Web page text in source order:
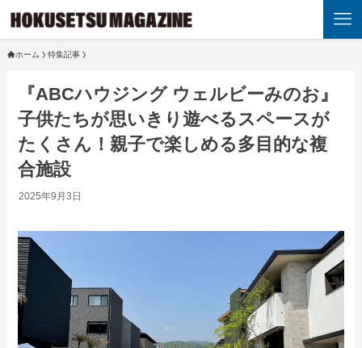
ホーム 特集記事
『ABCハウジング ウェルビーみのお』
子供たちが思いきり遊べるスペースが
たくさん！親子で楽しめる多目的な複
合施設
2025年9月3日